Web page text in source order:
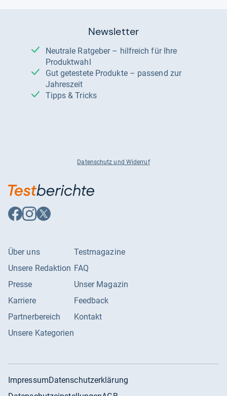
Newsletter
Neutrale Ratgeber – hilfreich für Ihre
Produktwahl
Gut getestete Produkte – passend zur
Jahreszeit
Tipps & Tricks
Datenschutz und Widerruf
Auf
Facebook
Auf
Instagram
Auf
X
Über uns
Unsere Redaktion
Presse
Karriere
Partnerbereich
Unsere Kategorien
Testmagazine
FAQ
Unser Magazin
Feedback
Kontakt
ImpressumDatenschutzerklärung